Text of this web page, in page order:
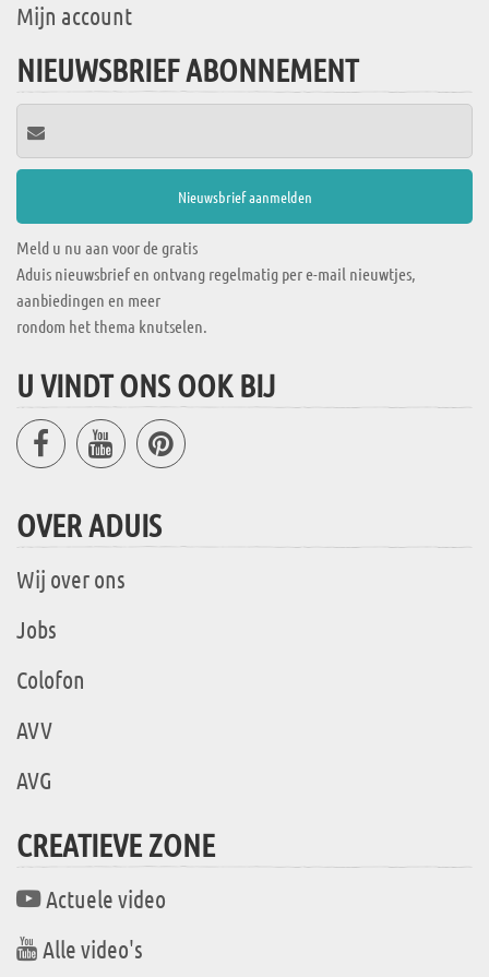
Mijn account
NIEUWSBRIEF ABONNEMENT
Meld u nu aan voor de gratis
Aduis nieuwsbrief en ontvang regelmatig per e-mail nieuwtjes,
aanbiedingen en meer
rondom het thema knutselen.
U VINDT ONS OOK BIJ
OVER ADUIS
Wij over ons
Jobs
Colofon
AVV
AVG
CREATIEVE ZONE
Actuele video
Alle video's